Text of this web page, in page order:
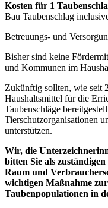
Kosten für 1
Bau Taubenschlag
Betreuungs- und
Bisher sind keine
und Kommunen im
Zukünftig sollten, wie seit
Haushaltsmittel für die
Taubenschläge
Tierschutzorganisationen
unterstützen.
Wir, die
bitten Sie als
Raum und
wichtigen Maßnahme
Taubenpopulationen in